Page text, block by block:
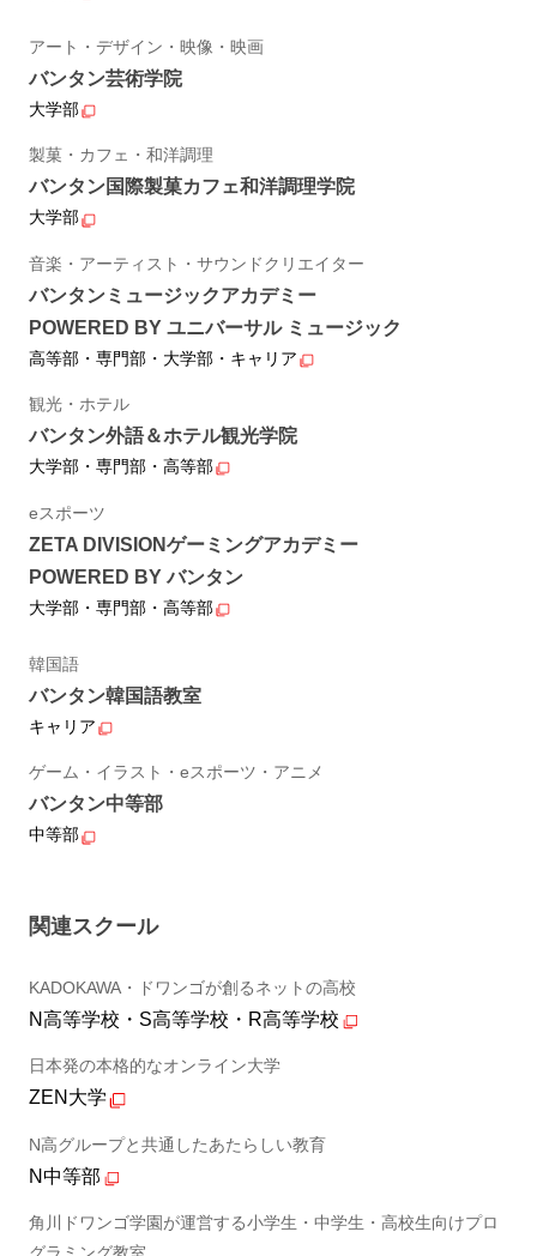
アート・デザイン・映像・映画
バンタン芸術学院
大学部
製菓・カフェ・和洋調理
バンタン国際製菓カフェ和洋調理学院
大学部
音楽・アーティスト・サウンドクリエイター
バンタンミュージックアカデミー
POWERED BY ユニバーサル ミュージック
高等部・専門部・大学部・キャリア
観光・ホテル
バンタン外語＆ホテル観光学院
大学部・専門部・高等部
eスポーツ
ZETA DIVISIONゲーミングアカデミー
POWERED BY バンタン
大学部・専門部・高等部
韓国語
バンタン韓国語教室
キャリア
ゲーム・イラスト・eスポーツ・アニメ
バンタン中等部
中等部
関連スクール
KADOKAWA・ドワンゴが創るネットの高校
N高等学校・S高等学校・R高等学校
日本発の本格的なオンライン大学
ZEN大学
N高グループと共通したあたらしい教育
N中等部
角川ドワンゴ学園が運営する小学生・中学生・高校生向けプロ